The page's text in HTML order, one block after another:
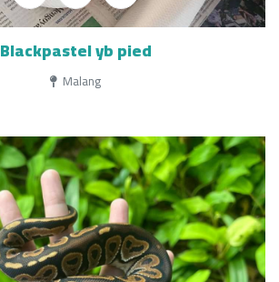
Blackpastel yb pied
Malang